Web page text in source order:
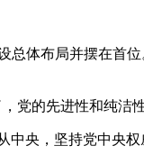
总体布局并摆在首
党的先进性和纯洁
央，坚持党中央权